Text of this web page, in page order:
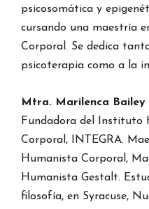
psicosomática y
cursando una maestría
Corporal. Se dedica
psicoterapia como a la
Mtra. Marilenca Bailey
Fundadora del Instituto
Corporal, INTEGRA.
Humanista Corporal,
Humanista Gestalt.
filosofía, en Syracuse,